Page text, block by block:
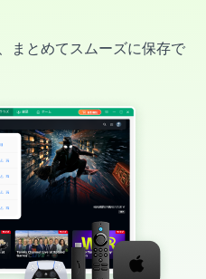
まとめてスムーズに保存で